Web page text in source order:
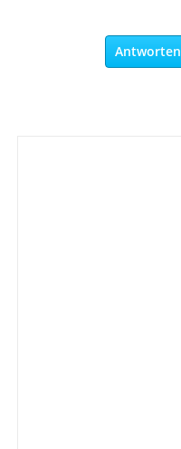
Antworten